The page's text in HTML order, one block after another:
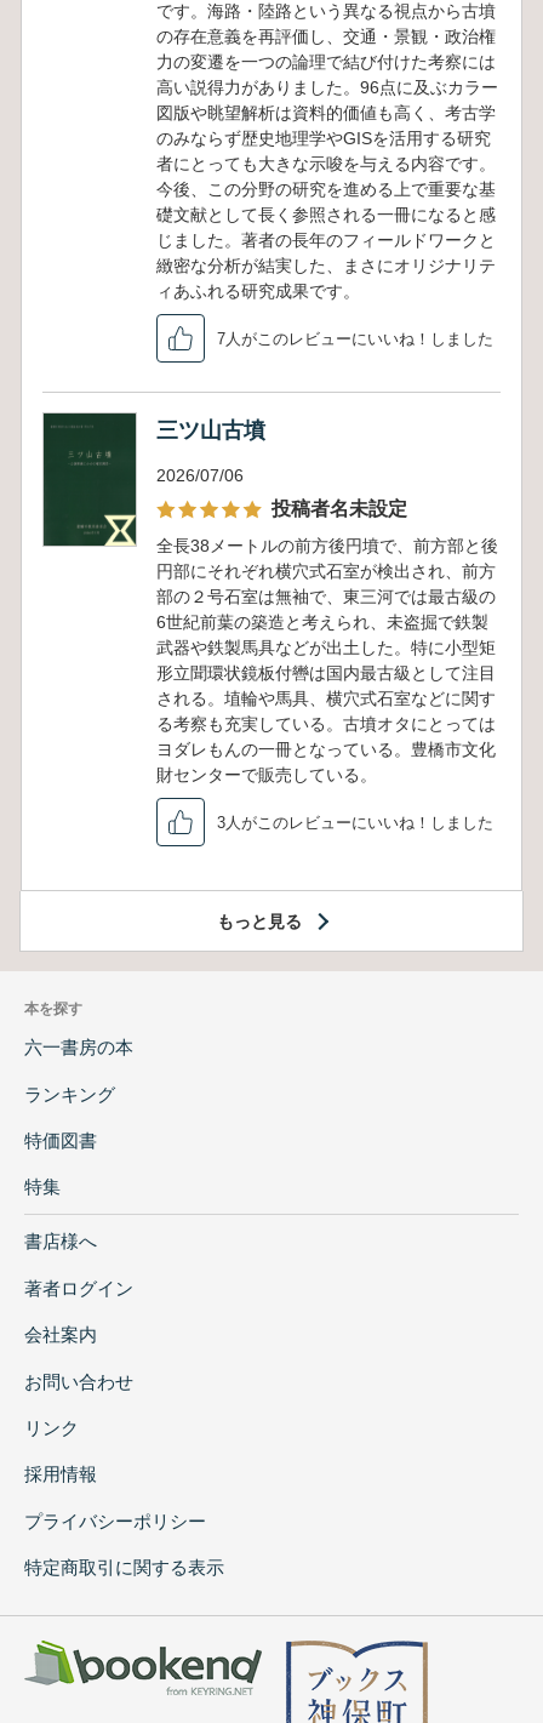
です。海路・陸路という異なる視点から古墳
の存在意義を再評価し、交通・景観・政治権
力の変遷を一つの論理で結び付けた考察には
高い説得力がありました。96点に及ぶカラー
図版や眺望解析は資料的価値も高く、考古学
のみならず歴史地理学やGISを活用する研究
者にとっても大きな示唆を与える内容です。
今後、この分野の研究を進める上で重要な基
礎文献として長く参照される一冊になると感
じました。著者の長年のフィールドワークと
緻密な分析が結実した、まさにオリジナリテ
ィあふれる研究成果です。
7人がこのレビューにいいね！しました
三ツ山古墳
2026/07/06
投稿者名未設定
全長38メートルの前方後円墳で、前方部と後
円部にそれぞれ横穴式石室が検出され、前方
部の２号石室は無袖で、東三河では最古級の
6世紀前葉の築造と考えられ、未盗掘で鉄製
武器や鉄製馬具などが出土した。特に小型矩
形立聞環状鏡板付轡は国内最古級として注目
される。埴輪や馬具、横穴式石室などに関す
る考察も充実している。古墳オタにとっては
ヨダレもんの一冊となっている。豊橋市文化
財センターで販売している。
3人がこのレビューにいいね！しました
もっと見る
本を探す
六一書房の本
ランキング
特価図書
特集
書店様へ
著者ログイン
会社案内
お問い合わせ
リンク
採用情報
プライバシーポリシー
特定商取引に関する表示